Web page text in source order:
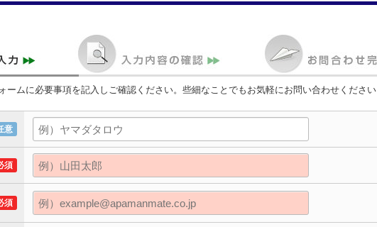
ームに必要事項を記入しご確認ください。些細なことでもお気軽にお問い合わせください
意
須
須